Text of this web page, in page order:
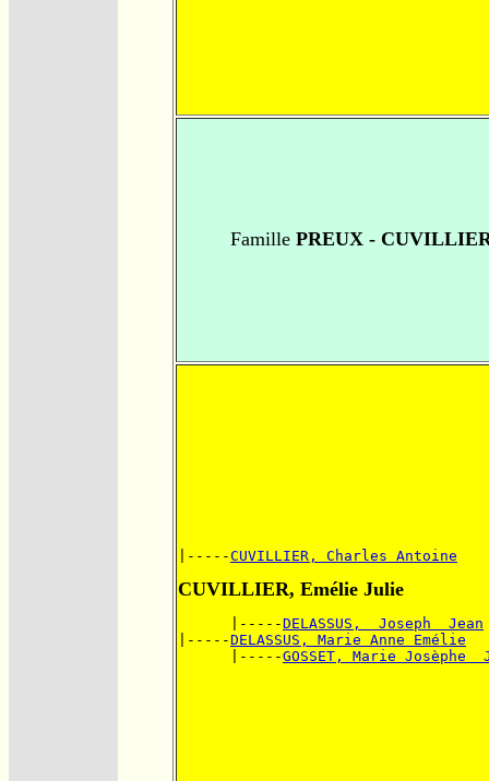
Famille PREUX -
|-----CUVILLIER, Charles Antoine
CUVILLIER, Emélie Julie
      |-----
DELASSUS,  Joseph  Jean
|-----DELASSUS, Marie Anne Emélie
      |-----
GOSSET, Marie